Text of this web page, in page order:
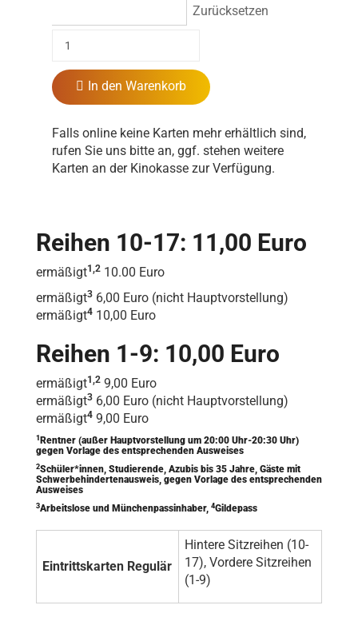
Zurücksetzen
In den Warenkorb
Falls online keine Karten mehr erhältlich sind,
rufen Sie uns bitte an, ggf. stehen weitere
Karten an der Kinokasse zur Verfügung.
Reihen 10-17: 11,00 Euro
ermäßigt1,2 10.00 Euro
ermäßigt3 6,00 Euro (nicht Hauptvorstellung)
ermäßigt4 10,00 Euro
Reihen 1-9: 10,00 Euro
ermäßigt1,2 9,00 Euro
ermäßigt3 6,00 Euro (nicht Hauptvorstellung)
ermäßigt4 9,00 Euro
1 Rentner (außer Hauptvorstellung um 20:00 Uhr-20:30 Uhr)
gegen Vorlage des entsprechenden Ausweises
2Schüler*innen, Studierende, Azubis bis 35 Jahre, Gäste mit
Schwerbehindertenausweis, gegen Vorlage des entsprechenden
Ausweises
3Arbeitslose und Münchenpassinhaber, 4Gildepass
Eintrittskarten Regulär
Hintere Sitzreihen (10-
17), Vordere Sitzreihen
(1-9)